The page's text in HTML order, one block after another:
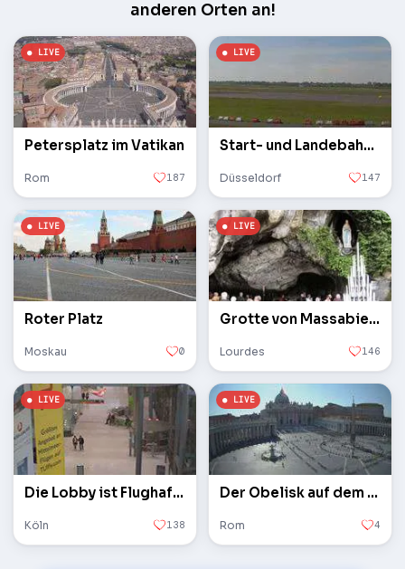
anderen Orten an!
Petersplatz im Vatikan
Rom 187
Start- und Landebahn des Flughafens
Düsseldorf 147
Roter Platz
Moskau 0
Grotte von Massabielle
Lourdes 146
Die Lobby ist Flughafen Köln / Bonn
Köln 138
Der Obelisk auf dem Petersplatz im Vatikan
Rom 4